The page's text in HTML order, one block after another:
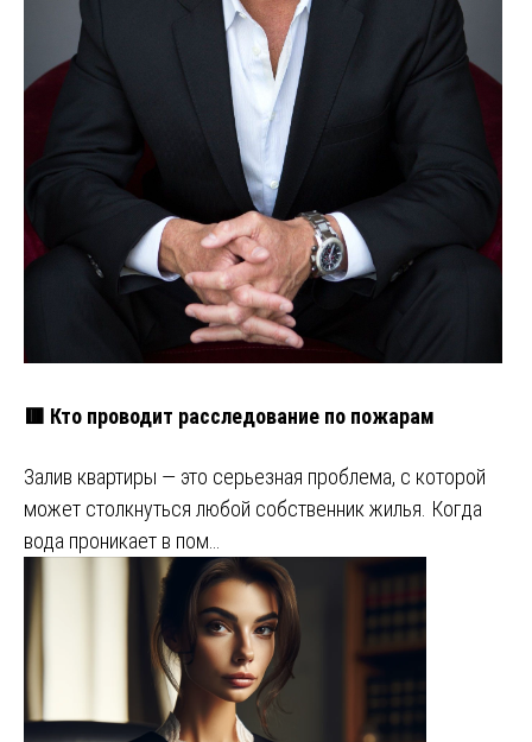
🟥 Кто проводит расследование по пожарам
Залив квартиры — это серьезная проблема, с которой
может столкнуться любой собственник жилья. Когда
вода проникает в пом…